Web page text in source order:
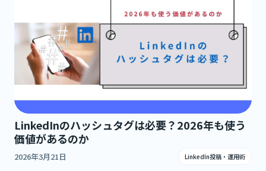
LinkedInのハッシュタグは必要？2026年も使う
価値があるのか
2026年3月21日 LinkedIn投稿・運用術